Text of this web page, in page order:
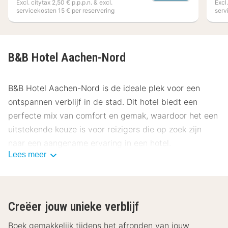
Excl. citytax 2,50 € p.p.p.n. & excl.
servicekosten 15 € per reservering
B&B Hotel Aachen-Nord
B&B Hotel Aachen-Nord is de ideale plek voor een
ontspannen verblijf in de stad. Dit hotel biedt een
perfecte mix van comfort en gemak, waardoor het een
uitstekende keuze is voor reizigers die op zoek zijn
naar een aangename ervaring in een hotel.
uitstekende uitvalsbasis om de stad te verkennen. Het
hotel ligt op korte afstand van het beroemde
Lees meer
Creëer jouw unieke verblijf
Boek gemakkelijk tijdens het afronden van jouw